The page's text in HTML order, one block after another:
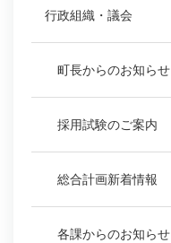
行政組織・議会
町長からのお知らせ
採用試験のご案内
総合計画新着情報
各課からのお知らせ